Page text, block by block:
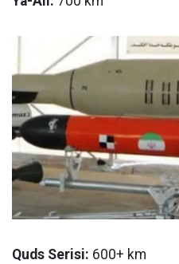
Quds Serisi: 600+ km